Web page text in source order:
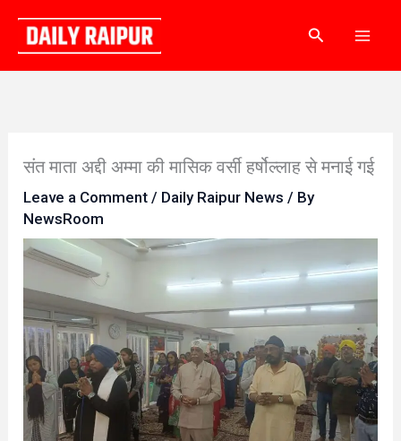
content
Search
संत माता अद्दी अम्मा की मासिक वर्सी हर्षोल्लाह से मनाई गई
Leave a Comment / Daily Raipur News / By
NewsRoom